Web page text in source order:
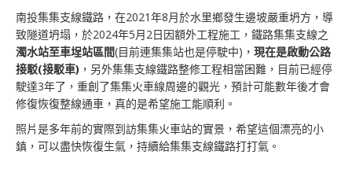
南投集集支線鐵路，在2021年8月於水里鄉發生邊坡嚴重坍方，導
致隧道坍塌，於2024年5月2日因額外工程施工，鐵路集集支線之
濁水站至車埕站區間(目前連集集站也是停駛中)， 現在是啟動公路
接駁(接駁車) ，另外集集支線鐵路整修工程相當困難，目前已經停
駛達3年了，重創了集集火車線周邊的觀光，預計可能數年後才會
修復恢復整線通車，真的是希望施工能順利。
照片是多年前的實際到訪集集火車站的實景，希望這個漂亮的小
鎮，可以盡快恢復生氣，持續給集集支線鐵路打打氣。